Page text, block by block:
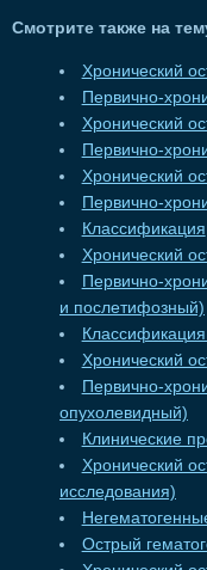
Смотрите также на
Хронический
Первично-
Хронический
Первично-
Хронический
Первично-
Классификация
Хронический
Первично-
и послетифозный)
Хронический
Первично-
опухолевидный)
Клинические
Хронический
исследования)
Острый